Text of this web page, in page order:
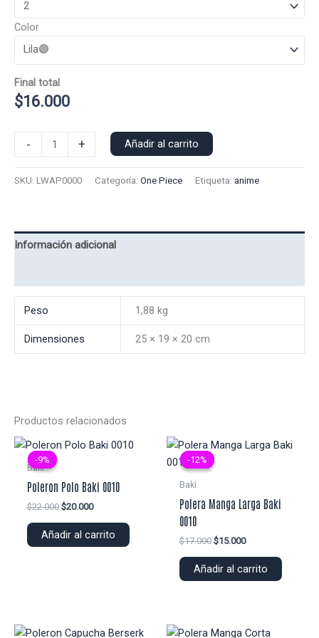
Color
Final total
$16.000
-
Polo
+ Añadir al carrito
SKU: LWAP0000 Categoría: One Piece Etiqueta: anime
Información adicional
Peso 1,88 kg
Dimensiones 25 × 19 × 20 cm
Productos relacionados
-9%
-9%
Baki
Poleron Polo Baki 0010
$22.000 El
original
$20.000El
actual
Añadir al carrito
-12%
-12%
Baki
Polera Manga Larga Baki
0010
$17.000 El
original
$15.000El
actual
Añadir al carrito